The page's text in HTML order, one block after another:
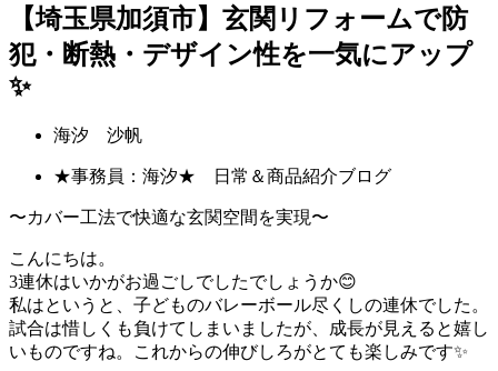
【埼玉県加須市】玄関リフォームで防
犯・断熱・デザイン性を一気にアップ
✨
海汐 沙帆
★事務員：海汐★ 日常＆商品紹介ブログ
〜カバー工法で快適な玄関空間を実現〜
こんにちは。
3連休はいかがお過ごしでしたでしょうか😊
私はというと、子どものバレーボール尽くしの連休でした。
試合は惜しくも負けてしまいましたが、成長が見えると嬉し
いものですね。これからの伸びしろがとても楽しみです✨